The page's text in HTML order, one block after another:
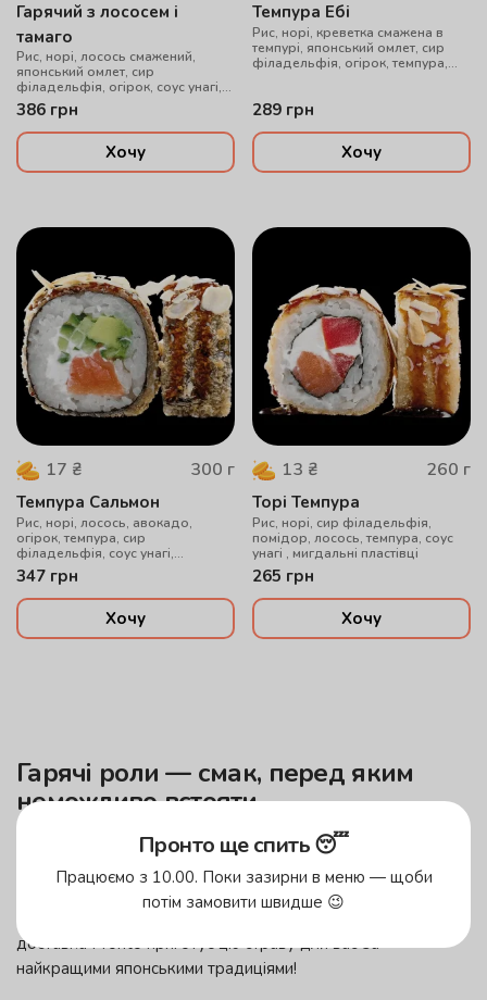
Гарячий з лососем і
тамаго
Рис, норі, лосось смажений,
японський омлет, сир
філадельфія, огірок, соус унагі,
,рол смажений в сухарях панко
386 грн
Хочу
Темпура Ебі
Рис, норі, креветка смажена в
темпурі, японський омлет, сир
філадельфія, огірок, темпура,
289 грн
Хочу
17 ₴ 300 г
Темпура Сальмон
Рис, норі, лосось, авокадо,
огірок, темпура, сир
філадельфія, соус унагі,
мигдальні пластівці
347 грн
Хочу
13 ₴ 260 г
Торі Темпура
Рис, норі, сир філадельфія,
помідор, лосось, темпура, соус
унагі , мигдальні пластівці
265 грн
Хочу
Гарячі роли — смак, перед яким
неможливо встояти
Японська кухня дивує різноманіттям. Пікантні соуси, свіжа
риба, незвичайні поєднання компонентів — якщо ви досі
не куштували теплі суші, настав саме час. Відтепер
доставка Pronto приготує цю страву для вас за
найкращими японськими традиціями!
Пронто ще спить 😴
Працюємо з 10.00. Поки зазирни в меню — щоби
потім замовити швидше 😉